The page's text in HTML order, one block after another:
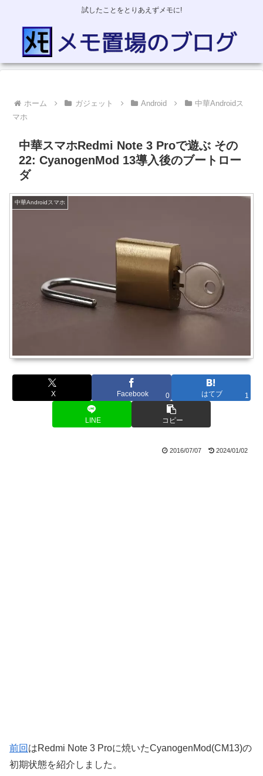
試したことをとりあえずメモに!
ホーム ガジェット Android
中華Androidス
マホ
中華スマホRedmi Note 3 Proで遊ぶ その
22: CyanogenMod 13導入後のブートロー
ダ
中華Androidスマホ
X Facebook 0 はてブ 1
LINE コピー
2016/07/07 2024/01/02
前回 はRedmi Note 3 Proに焼いたCyanogenMod(CM13)の
初期状態を紹介しました。